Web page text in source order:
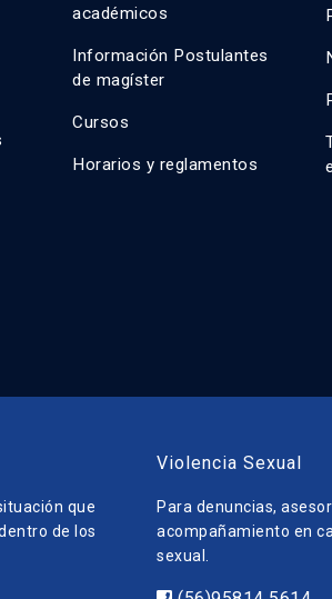
académicos
Información Postulantes
de magíster
Cursos
Horarios y reglamentos
que
de los
Violencia Sexual
Para denuncias,
acompañamiento en
sexual.